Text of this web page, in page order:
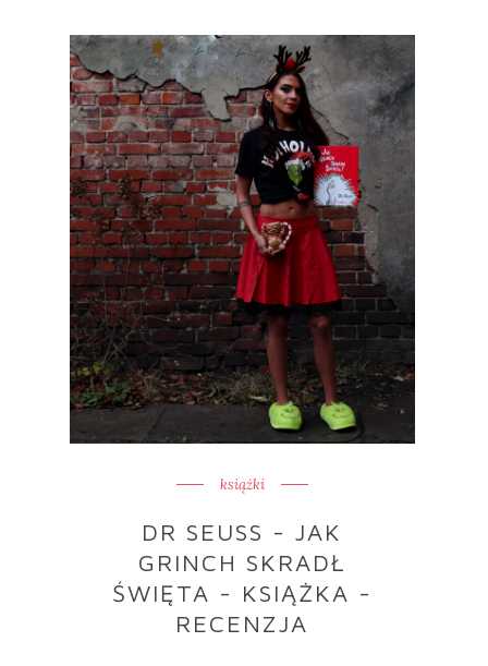
książki
DR SEUSS - JAK
GRINCH SKRADŁ
ŚWIĘTA - KSIĄŻKA -
RECENZJA